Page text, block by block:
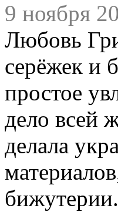
9 ноября
Любовь
серёжек и
простое
дело всей
делала
бижутерии.